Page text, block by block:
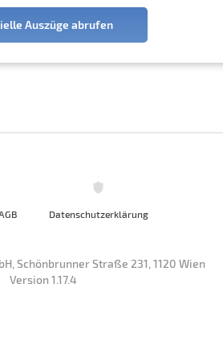
Auszüge abrufen
Datenschutzerklärung
Schönbrunner Straße 231, 1120 Wien
Version 1.17.4